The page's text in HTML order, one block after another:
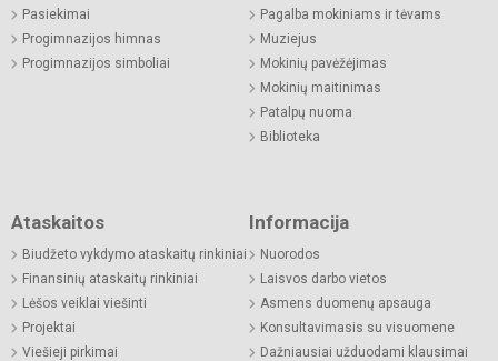
Pasiekimai
Progimnazijos himnas
Progimnazijos simboliai
Pagalba mokiniams ir tėvams
Muziejus
Mokinių pavėžėjimas
Mokinių maitinimas
Patalpų nuoma
Biblioteka
Ataskaitos
Biudžeto vykdymo ataskaitų rinkiniai
Finansinių ataskaitų rinkiniai
Lėšos veiklai viešinti
Projektai
Viešieji pirkimai
Informacija
Nuorodos
Laisvos darbo vietos
Asmens duomenų apsauga
Konsultavimasis su visuomene
Dažniausiai užduodami klausimai